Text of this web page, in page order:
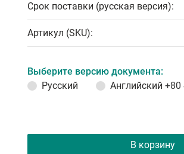
Срок поставки (русская версия):
Артикул (SKU):
Выберите версию документа:
Русский
Английский +80
В корзину